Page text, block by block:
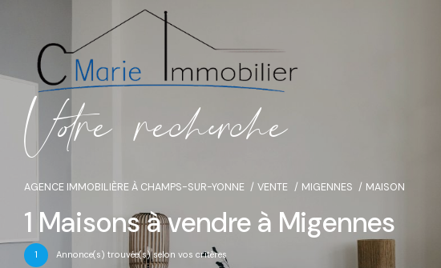
Vore recece
AGENCE IMMOBILIÈRE À CHAMPS-SUR-YONNE VENTE MIGENNES MAISON
1 Maisons à vendre à Migennes
1 Annonce(s) trouvée(s) selon vos critères